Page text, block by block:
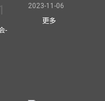
-
2023-11-06
更多